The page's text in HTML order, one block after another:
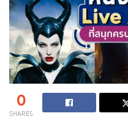
0
SHARES